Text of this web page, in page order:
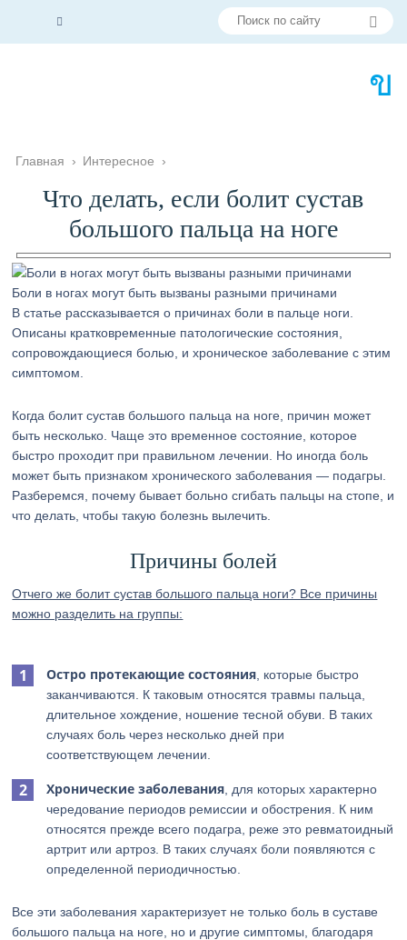
Главная › Интересное ›
Что делать, если болит сустав
большого пальца на ноге
Боли в ногах могут быть вызваны разными причинами
В статье рассказывается о причинах боли в пальце ноги.
Описаны кратковременные патологические состояния,
сопровождающиеся болью, и хроническое заболевание с этим
симптомом.
Когда болит сустав большого пальца на ноге, причин может
быть несколько. Чаще это временное состояние, которое
быстро проходит при правильном лечении. Но иногда боль
может быть признаком хронического заболевания — подагры.
Разберемся, почему бывает больно сгибать пальцы на стопе, и
что делать, чтобы такую болезнь вылечить.
Причины болей
Отчего же болит сустав большого пальца ноги? Все причины
можно разделить на группы:
Остро протекающие состояния , которые быстро
заканчиваются. К таковым относятся травмы пальца,
длительное хождение, ношение тесной обуви. В таких
случаях боль через несколько дней при
соответствующем лечении.
Хронические заболевания , для которых характерно
чередование периодов ремиссии и обострения. К ним
относятся прежде всего подагра, реже это ревматоидный
артрит или артроз. В таких случаях боли появляются с
определенной периодичностью.
Все эти заболевания характеризует не только боль в суставе
большого пальца на ноге, но и другие симптомы, благодаря